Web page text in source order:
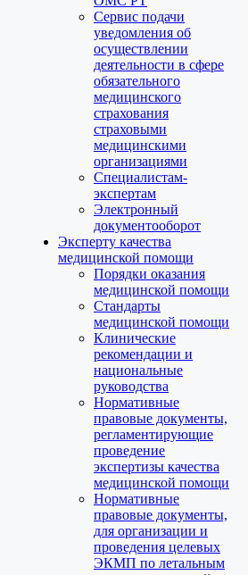
Сервис подачи
уведомления об
осуществлении
деятельности в сфере
обязательного
медицинского
страхования
страховыми
медицинскими
организациями
Специалистам-
экспертам
Электронный
документооборот
Эксперту качества
медицинской помощи
Порядки оказания
медицинской помощи
Стандарты
медицинской помощи
Клинические
рекомендации и
национальные
руководства
Нормативные
правовые документы,
регламентирующие
проведение
экспертизы качества
медицинской помощи
Нормативные
правовые документы,
для организации и
проведения целевых
ЭКМП по летальным